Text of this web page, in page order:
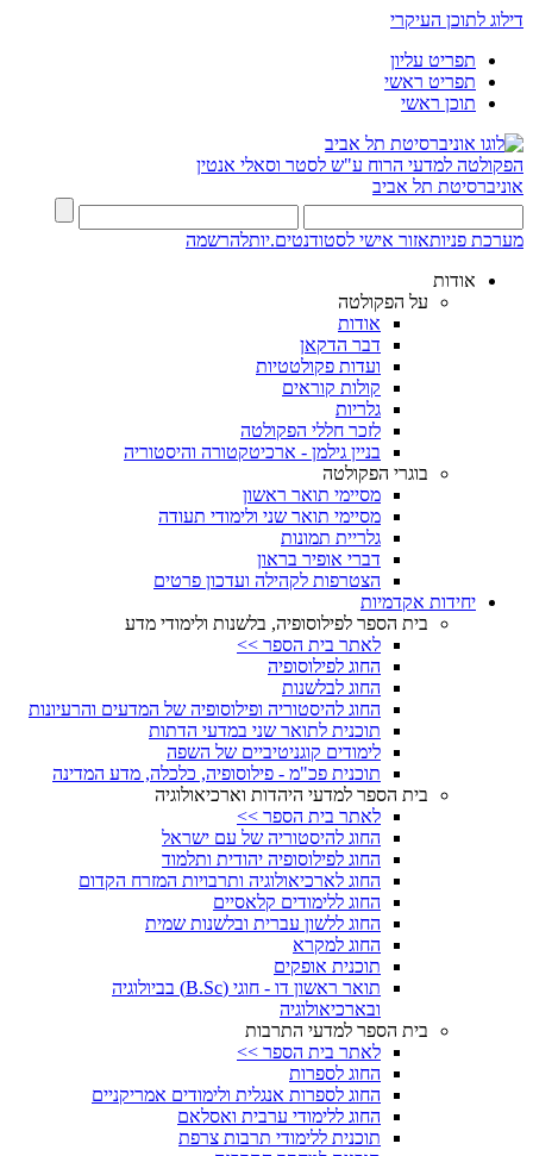
דילוג לתוכן העיקרי
תפריט עליון
תפריט ראשי
תוכן ראשי
הפקולטה למדעי הרוח ע"ש לסטר וסאלי אנטין
אוניברסיטת תל אביב
מערכת פניותאזור אישי לסטודנטים.יותלהרשמה
אודות
על הפקולטה
אודות
דבר הדקאן
ועדות פקולטטיות
קולות קוראים
גלריות
לזכר חללי הפקולטה
בניין גילמן - ארכיטקטורה והיסטוריה
בוגרי הפקולטה
מסיימי תואר ראשון
מסיימי תואר שני ולימודי תעודה
גלריית תמונות
דברי אופיר בראון
הצטרפות לקהילה ועדכון פרטים
יחידות אקדמיות
בית הספר לפילוסופיה, בלשנות ולימודי מדע
לאתר בית הספר >>
החוג לפילוסופיה
החוג לבלשנות
החוג להיסטוריה ופילוסופיה של המדעים והרעיונות
תוכנית לתואר שני במדעי הדתות
לימודים קוגניטיביים של השפה
תוכנית פכ"מ - פילוסופיה, כלכלה, מדע המדינה
בית הספר למדעי היהדות וארכיאולוגיה
לאתר בית הספר >>
החוג להיסטוריה של עם ישראל
החוג לפילוסופיה יהודית ותלמוד
החוג לארכיאולוגיה ותרבויות המזרח הקדום
החוג ללימודים קלאסיים
החוג ללשון עברית ובלשנות שמית
החוג למקרא
תוכנית אופקים
תואר ראשון דו - חוגי (B.Sc) בביולוגיה
ובארכיאולוגיה
בית הספר למדעי התרבות
לאתר בית הספר >>
החוג לספרות
החוג לספרות אנגלית ולימודים אמריקניים
החוג ללימודי ערבית ואסלאם
תוכנית ללימודי תרבות צרפת